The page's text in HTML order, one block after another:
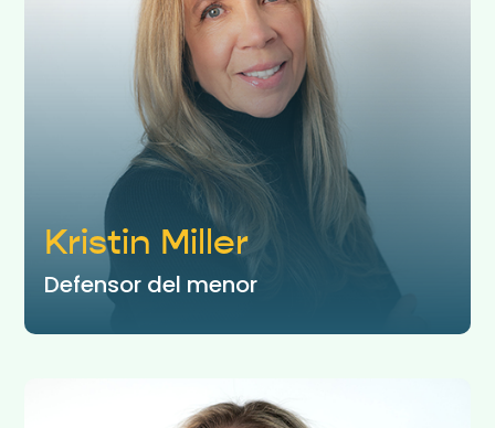
Kristin Miller
Defensor del menor